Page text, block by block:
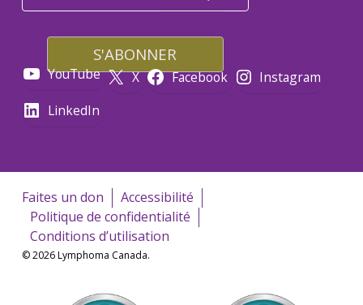
YouTube X Facebook
Instagram
LinkedIn
Faites un don
Accessibilité
Politique de confidentialité
Conditions d’utilisation
© 2026 Lymphoma Canada.